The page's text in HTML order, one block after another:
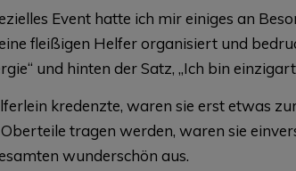
Event hatte ich mir einiges an
fleißigen Helfer organisiert und
und hinten der Satz, „Ich bin
kredenzte, waren sie erst etwas
tragen werden, waren sie
wunderschön aus.